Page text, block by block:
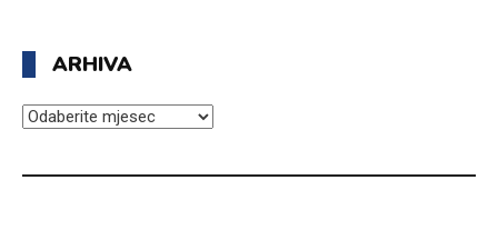
ARHIVA
ARHIVA